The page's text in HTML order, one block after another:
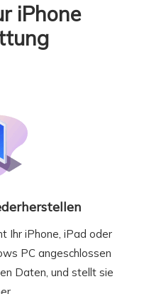
iPhone
Ihr iPhone, iPad oder
PC angeschlossen
Daten, und stellt sie